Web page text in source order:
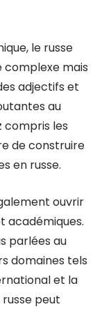
le russe
complexe mais
adjectifs et
au
compris les
de construire
en russe.
ouvrir
académiques.
parlées au
domaines tels
et la
peut